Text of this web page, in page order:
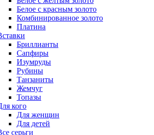
Белое с красным золото
Комбинированное золото
Платина
Бриллианты
Сапфиры
Изумруды
Рубины
Танзаниты
Жемчуг
Топазы
кого
Для женщин
Для детей
серьги